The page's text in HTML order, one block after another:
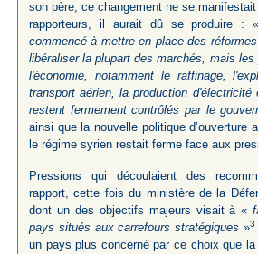
son père, ce changement ne se
rapporteurs, il aurait dû se produire :
commencé à mettre en place des
libéraliser la plupart des marchés, mais
l'économie, notamment le raffinage,
transport aérien, la production d'électricité
restent fermement contrôlés par le
ainsi que la nouvelle politique d’ouverture
le régime syrien restait ferme face aux
Pressions qui découlaient des
rapport, cette fois du ministère de la
dont un des objectifs majeurs visait à «
pays situés aux carrefours stratégiques »3
un pays plus concerné par ce choix que